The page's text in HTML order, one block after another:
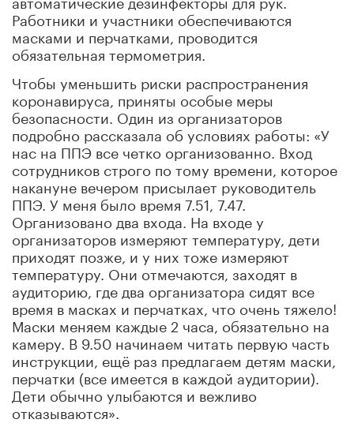
Работники и участники обеспечиваются
масками и перчатками, проводится
обязательная термометрия.
Чтобы уменьшить риски распространения
коронавируса, приняты особые меры
безопасности. Один из организаторов
подробно рассказала об условиях работы: «У
нас на ППЭ все четко организованно. Вход
сотрудников строго по тому времени, которое
накануне вечером присылает руководитель
ППЭ. У меня было время 7.51, 7.47.
Организовано два входа. На входе у
организаторов измеряют температуру, дети
приходят позже, и у них тоже измеряют
температуру. Они отмечаются, заходят в
аудиторию, где два организатора сидят все
время в масках и перчатках, что очень тяжело!
Маски меняем каждые 2 часа, обязательно на
камеру. В 9.50 начинаем читать первую часть
инструкции, ещё раз предлагаем детям маски,
перчатки (все имеется в каждой аудитории).
Дети обычно улыбаются и вежливо
отказываются».